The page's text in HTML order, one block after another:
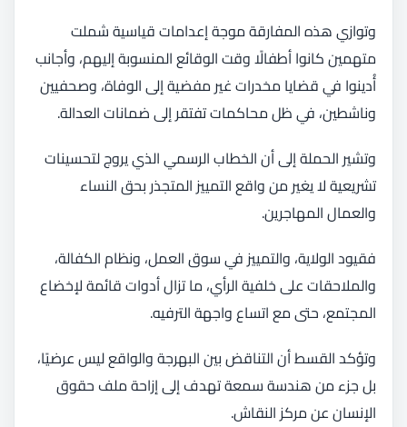
وتوازي هذه المفارقة موجة إعدامات قياسية شملت
متهمين كانوا أطفالًا وقت الوقائع المنسوبة إليهم، وأجانب
أُدينوا في قضايا مخدرات غير مفضية إلى الوفاة، وصحفيين
وناشطين، في ظل محاكمات تفتقر إلى ضمانات العدالة.
وتشير الحملة إلى أن الخطاب الرسمي الذي يروج لتحسينات
تشريعية لا يغير من واقع التمييز المتجذر بحق النساء
والعمال المهاجرين.
فقيود الولاية، والتمييز في سوق العمل، ونظام الكفالة،
والملاحقات على خلفية الرأي، ما تزال أدوات قائمة لإخضاع
المجتمع، حتى مع اتساع واجهة الترفيه.
وتؤكد القسط أن التناقض بين البهرجة والواقع ليس عرضيًا،
بل جزء من هندسة سمعة تهدف إلى إزاحة ملف حقوق
الإنسان عن مركز النقاش.